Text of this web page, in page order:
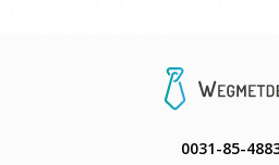
0031-85-